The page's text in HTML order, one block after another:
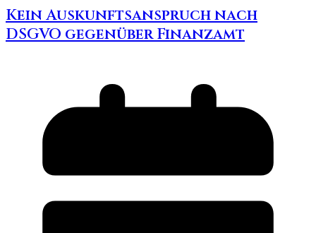
Kein Auskunftsanspruch nach
DSGVO gegenüber Finanzamt